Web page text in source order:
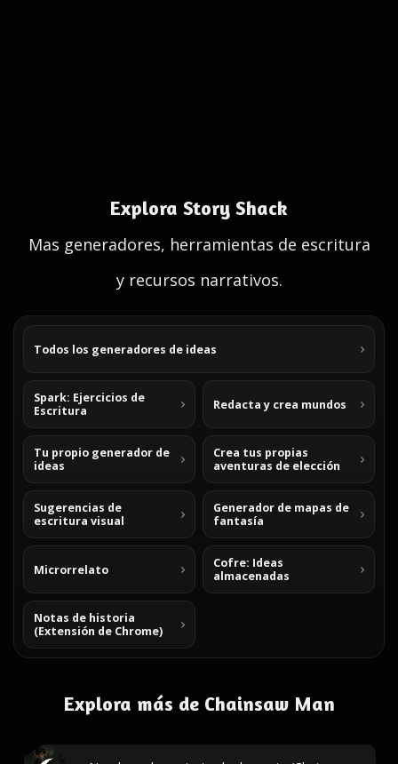
Explora Story Shack
Mas generadores, herramientas de escritura
y recursos narrativos.
Todos los generadores de ideas
Spark: Ejercicios de
Escritura
Redacta y crea mundos
Tu propio generador de
ideas
Crea tus propias
aventuras de elección
Sugerencias de
escritura visual
Generador de mapas de
fantasía
Microrrelato
Cofre: Ideas
almacenadas
Notas de historia
(Extensión de Chrome)
Explora más de Chainsaw Man